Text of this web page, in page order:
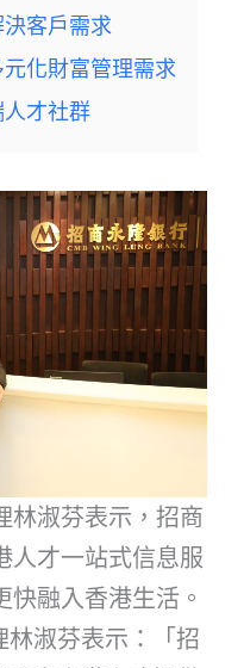
客戶需求
化財富管理需求
才社群
林淑芬表示，招商
人才一站式信息服
融入香港生活。
淑芬表示：「招